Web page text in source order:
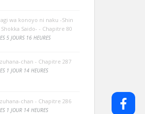
wa konoyo ni naku -Shin
Saido- - Chapitre 80
5 JOURS 16 HEURES
chan - Chapitre 287
1 JOUR 14 HEURES
chan - Chapitre 286
1 JOUR 14 HEURES